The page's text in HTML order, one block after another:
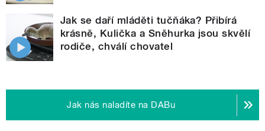
Jak se daří mláděti tučňáka? Přibírá
krásně, Kulička a Sněhurka jsou skvělí
rodiče, chválí chovatel
Jak nás naladíte na DABu